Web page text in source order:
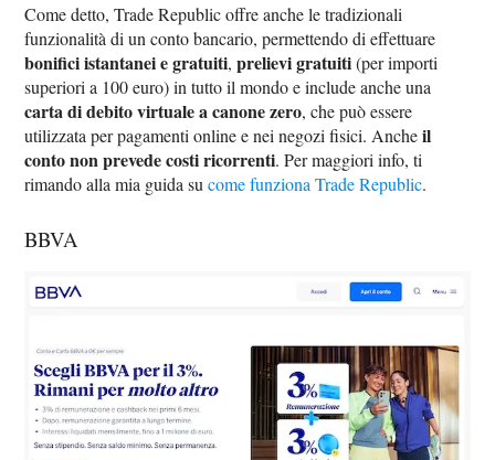
Come detto, Trade Republic offre anche le tradizionali
funzionalità di un conto bancario, permettendo di effettuare
bonifici istantanei e gratuiti,prelievi gratuiti(per importi
superiori a 100 euro) in tutto il mondo e include anche una
carta di debito virtuale a canone zero, che può essere
utilizzata per pagamenti online e nei negozi fisici. Ancheil
conto non prevede costi ricorrenti. Per maggiori info, ti
rimando alla mia guida sucome funziona Trade Republic.
BBVA